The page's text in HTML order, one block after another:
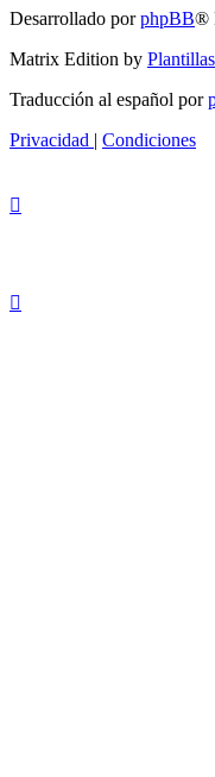
Desarrollado porphpBB®
Matrix Edition by Plantillas
Traducción al español por
Privacidad
Condiciones